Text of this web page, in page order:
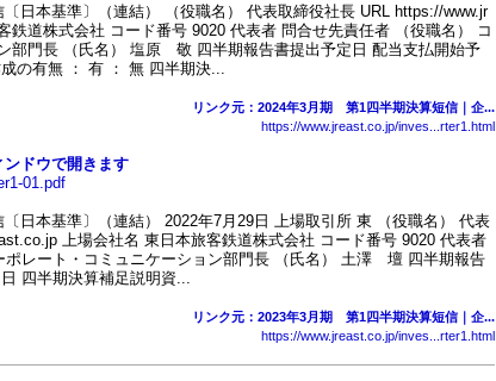
日本基準〕（連結） （役職名） 代表取締役社長 URL https://www.jr
鉄道株式会社 コード番号 9020 代表者 問合せ先責任者 （役職名） コ
部門長 （氏名） 塩原 敬 四半期報告書提出予定日 配当支払開始予
の有無 ： 有 ： 無 四半期決...
リンク元：2024年3月期 第1四半期決算短信｜企...
https://www.jreast.co.jp/inves...rter1.html
ドウで開きます
01.pdf
日本基準〕（連結） 2022年7月29日 上場取引所 東 （役職名） 代表
上場会社名 東日本旅客鉄道株式会社 コード番号 9020 代表者
ポレート・コミュニケーション部門長 （氏名） 土澤 壇 四半期報告
四半期決算補足説明資...
リンク元：2023年3月期 第1四半期決算短信｜企...
https://www.jreast.co.jp/inves...rter1.html